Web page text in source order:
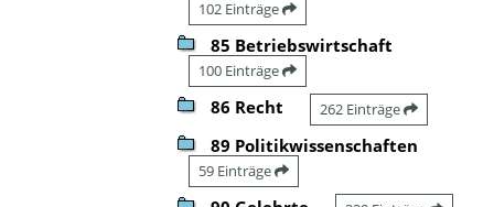
102 Einträge
85 Betriebswirtschaft
100 Einträge
86 Recht 262 Einträge
89 Politikwissenschaften
59 Einträge